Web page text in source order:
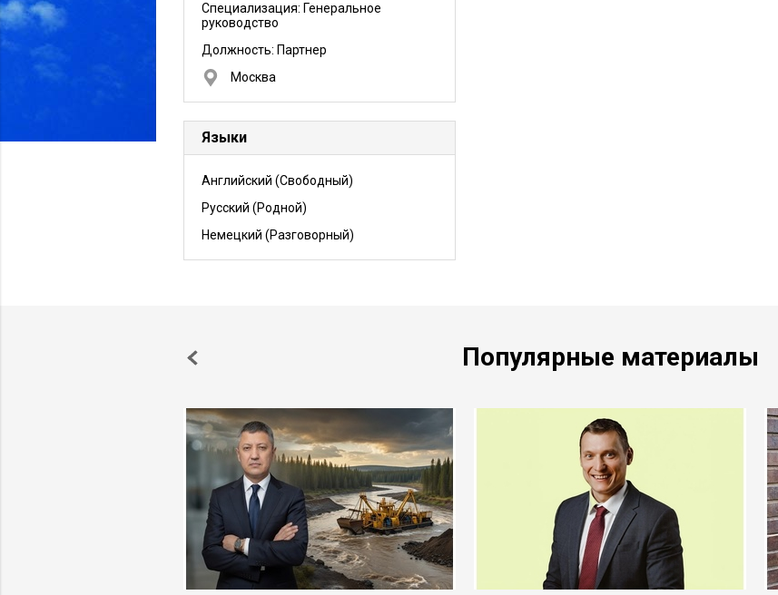
Специализация: Генеральное
руководство
Должность: Партнер
Москва
Языки
Английский (Свободный)
Русский (Родной)
Немецкий (Разговорный)
Популярные материалы